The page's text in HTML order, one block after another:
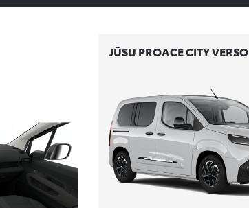
JŪSU PROACE CITY VERSO